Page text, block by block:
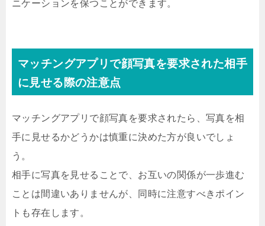
ニケーションを保つことができます。
マッチングアプリで顔写真を要求された相手
に見せる際の注意点
マッチングアプリで顔写真を要求されたら、写真を相
手に見せるかどうかは慎重に決めた方が良いでしょ
う。
相手に写真を見せることで、お互いの関係が一歩進む
ことは間違いありませんが、同時に注意すべきポイン
トも存在します。